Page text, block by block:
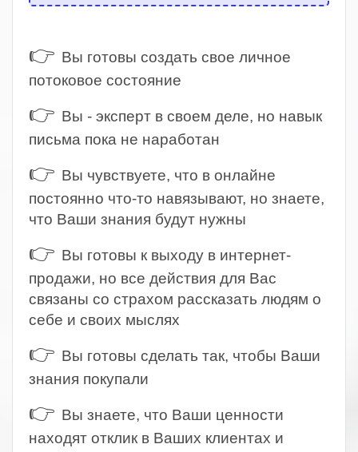
👉 Вы готовы создать свое личное
потоковое состояние
👉 Вы - эксперт в своем деле, но навык
письма пока не наработан
👉 Вы чувствуете, что в онлайне
постоянно что-то навязывают, но знаете,
что Ваши знания будут нужны
👉 Вы готовы к выходу в интернет-
продажи, но все действия для Вас
связаны со страхом рассказать людям о
себе и своих мыслях
👉 Вы готовы сделать так, чтобы Ваши
знания покупали
👉 Вы знаете, что Ваши ценности
находят отклик в Ваших клиентах и